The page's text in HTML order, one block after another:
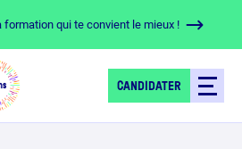
formation qui te convient le mieux !
CANDIDATER